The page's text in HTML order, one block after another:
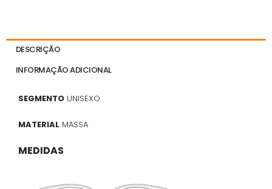
DESCRIÇÃO
INFORMAÇÃO ADICIONAL
SEGMENTO UNISEXO
MATERIAL MASSA
MEDIDAS